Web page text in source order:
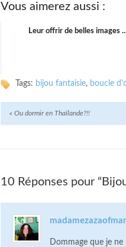
Vous aimerez aussi :
Leur offrir de belles images
Tags: bijou fantaisie, boucle
« Ou dormir en Thaïlande?!!
10 Réponses pour
Dommage que je ne